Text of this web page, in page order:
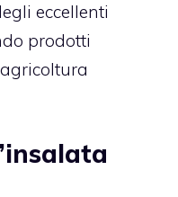
eccellenti
prodotti